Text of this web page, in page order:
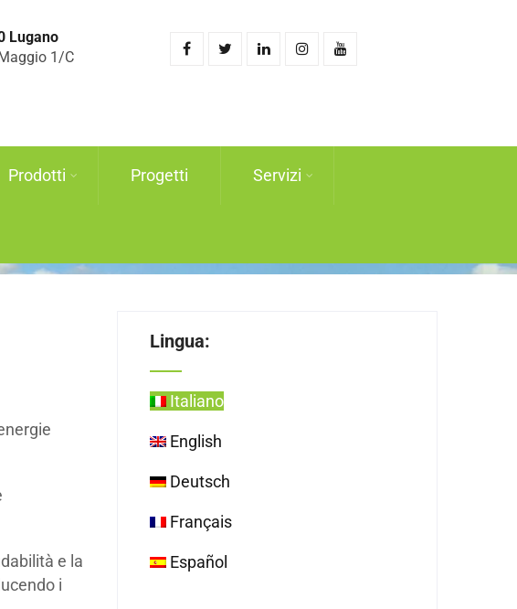
Lugano
1/C
Prodotti Progetti Servizi
e la
i
Lingua:
Italiano
English
Deutsch
Français
Español